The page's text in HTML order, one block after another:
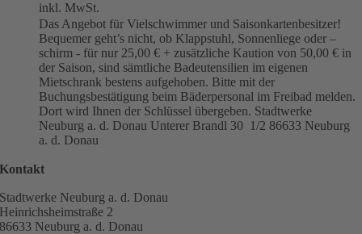
inkl. MwSt.
Das Angebot für Vielschwimmer und Saisonkartenbesitzer!
Bequemer geht’s nicht, ob Klappstuhl, Sonnenliege oder –
schirm - für nur 25,00 € + zusätzliche Kaution von 50,00 € in
der Saison, sind sämtliche Badeutensilien im eigenen
Mietschrank bestens aufgehoben. Bitte mit der
Buchungsbestätigung beim Bäderpersonal im Freibad melden.
Dort wird Ihnen der Schlüssel übergeben. Stadtwerke
Neuburg a. d. Donau Unterer Brandl 30 1/2 86633 Neuburg
a. d. Donau
Kontakt
Stadtwerke Neuburg a. d. Donau
Heinrichsheimstraße 2
86633 Neuburg a. d. Donau